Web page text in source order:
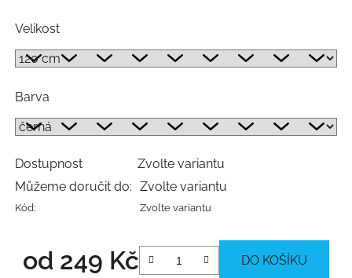
Velikost
Barva
Dostupnost
Zvolte variantu
Můžeme doručit do: Zvolte variantu
Kód: Zvolte variantu
od 249 Kč DO KOŠÍKU